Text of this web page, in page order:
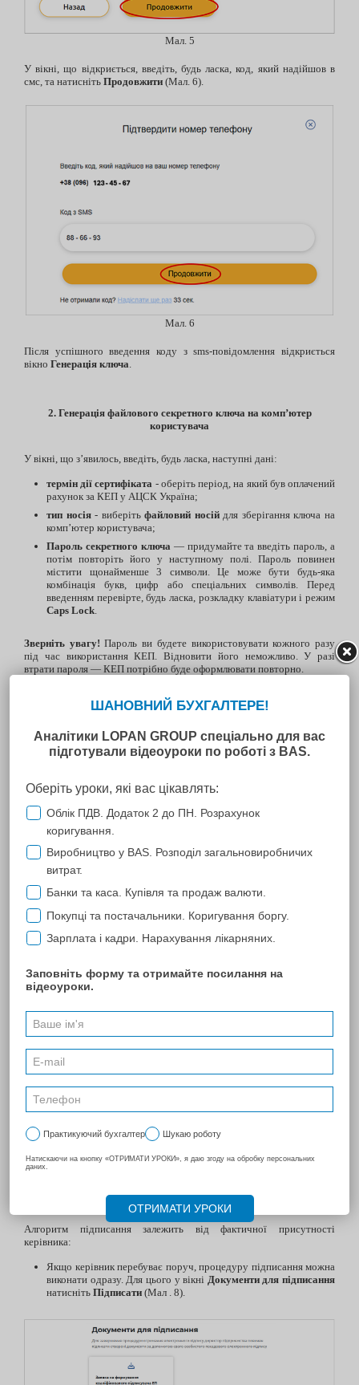
Мал. 5
У вікні, що відкриється, введіть, будь ласка, код, який надійшов в
смс, та натисніть Продовжити (Мал. 6).
Мал. 6
Після успішного введення коду з sms-повідомлення відкриється
вікно Генерація ключа
2. Генерація файлового секретного ключа на комп’ютер
користувача
У вікні, що з’явилось, введіть, будь ласка, наступні дані:
термін дії сертифіката - оберіть період, на який був оплачений
рахунок за КЕП у АЦСК Україна;
тип носія- виберітьфайловий носійдля зберігання ключа на
комп’ютер користувача;
Пароль секретного ключа — придумайте та введіть пароль, а
потім повторіть його у наступному полі. Пароль повинен
містити щонайменше 3 символи. Це може бути будь-яка
комбінація букв, цифр або спеціальних символів. Перед
введенням перевірте, будь ласка, розкладку клавіатури і режим
Caps Lock
Зверніть увагу! Пароль ви будете використовувати кожного разу
під час використання КЕП. Відновити його неможливо. У разі
втрати пароля — КЕП потрібно буде оформлювати повторно.
Після заповнення всіх полів перевірте правильність внесених даних
і натисніть кнопкуПродовжити(Мал. 7).
На цьому етапі створено заявку на формування КЕП та згенеровано
файл секретного ключа. Секретний ключ збережено у вигляді
архівуу те місце, яке визначене у налаштуваннях вашого браузера
для збереження файлів. Зазвичай це папкаЗавантаження.
повернемося на одному з наступних етапів.
3. Підписання і відправка заявок на сервер АЦСК Україна для
активації сертифікатів.
печатки підписавши своїм посадовим КЕП необхідні документи.
Алгоритм підписання залежить від фактичної присутності
керівника:
Якщо керівник перебуває поруч, процедуру підписання можна
виконати одразу. Для цього у вікні Документи для підписання
натисніть Підписати (Мал . 8).